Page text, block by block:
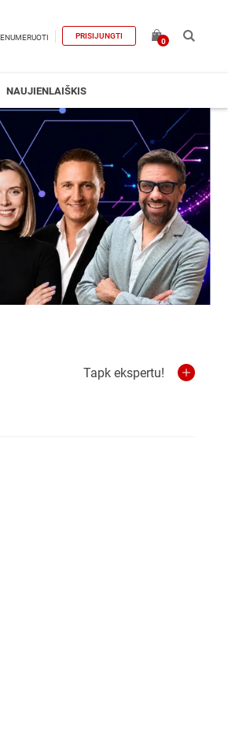
PRISIJUNGTI
0
NAUJIENLAIŠKIS
Tapk ekspertu!